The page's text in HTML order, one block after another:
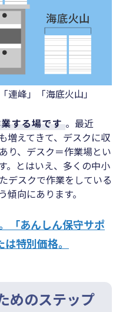
連峰」「海底火山」
する場です 。最近
増えてきて、デスクに収
り、デスク＝作業場とい
。とはいえ、多くの中小
デスクで作業をしている
向にあります。
「あんしん保守サポ
特別価格。
めのステップ